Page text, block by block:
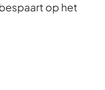
op het